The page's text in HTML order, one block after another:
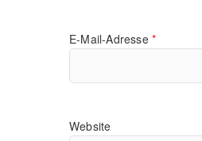
E-Mail-Adresse *
Website